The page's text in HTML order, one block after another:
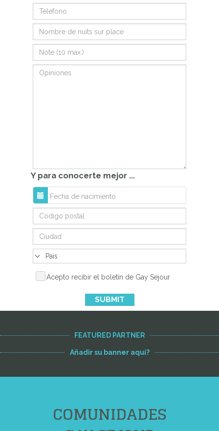
Y para conocerte mejor ...
Acepto recibir el boletín de Gay Sejour
SUBMIT
FEATURED PARTNER
Añadir su banner aquí?
COMUNIDADES